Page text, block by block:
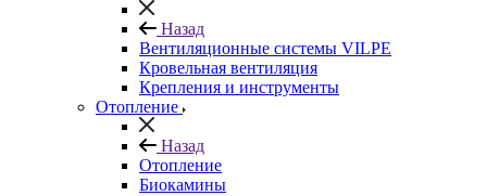
Назад
Вентиляционные системы VILPE
Кровельная вентиляция
Крепления и инструменты
Отопление
Назад
Отопление
Биокамины